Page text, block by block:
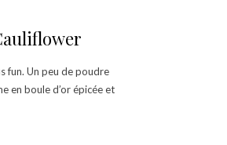
fun. Un peu de poudre
en boule d’or épicée et